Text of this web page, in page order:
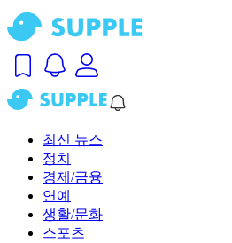
최신 뉴스
정치
경제/금융
연예
생활/문화
스포츠